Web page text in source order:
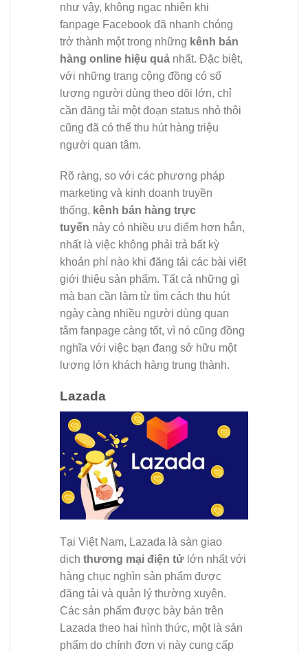
như vậy, không ngạc nhiên khi
fanpage Facebook đã nhanh chóng
trở thành một trong những kênh bán
hàng online hiệu quả nhất. Đặc biệt,
với những trang cộng đồng có số
lượng người dùng theo dõi lớn, chỉ
cần đăng tải một đoạn status nhỏ thôi
cũng đã có thể thu hút hàng triệu
người quan tâm.
Rõ ràng, so với các phương pháp
marketing và kinh doanh truyền
thống, kênh bán hàng trực
tuyến này có nhiều ưu điểm hơn hẳn,
nhất là việc không phải trả bất kỳ
khoản phí nào khi đăng tải các bài viết
giới thiệu sản phẩm. Tất cả những gì
mà bạn cần làm từ tìm cách thu hút
ngày càng nhiều người dùng quan
tâm fanpage càng tốt, vì nó cũng đồng
nghĩa với việc bạn đang sở hữu một
lượng lớn khách hàng trung thành.
Lazada
Tại Việt Nam, Lazada là sàn giao
dịch thương mại điện tử lớn nhất với
hàng chục nghìn sản phẩm được
đăng tải và quản lý thường xuyên.
Các sản phẩm được bày bán trên
Lazada theo hai hình thức, một là sản
phẩm do chính đơn vị này cung cấp